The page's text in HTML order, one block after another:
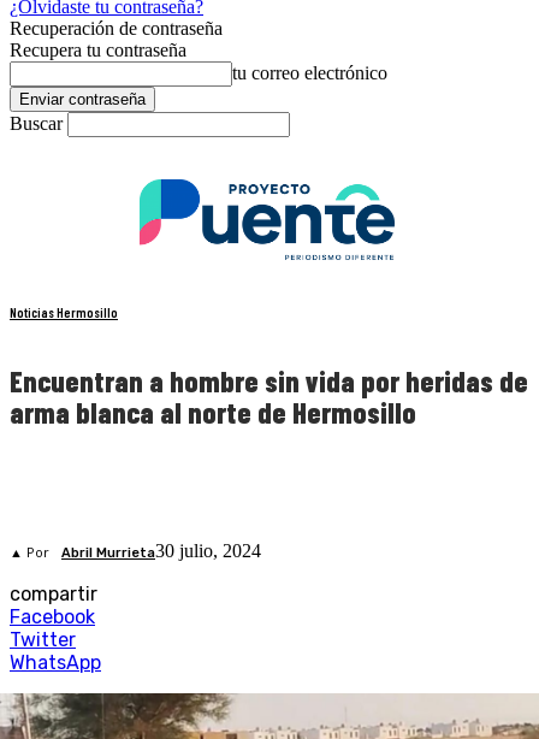
¿Olvidaste tu contraseña?
Recuperación de contraseña
Recupera tu contraseña
tu correo electrónico
Buscar
Noticias Hermosillo
Encuentran a hombre sin vida por heridas de
arma blanca al norte de Hermosillo
▲ Por Abril Murrieta30 julio, 2024
compartir
Facebook
Twitter
WhatsApp